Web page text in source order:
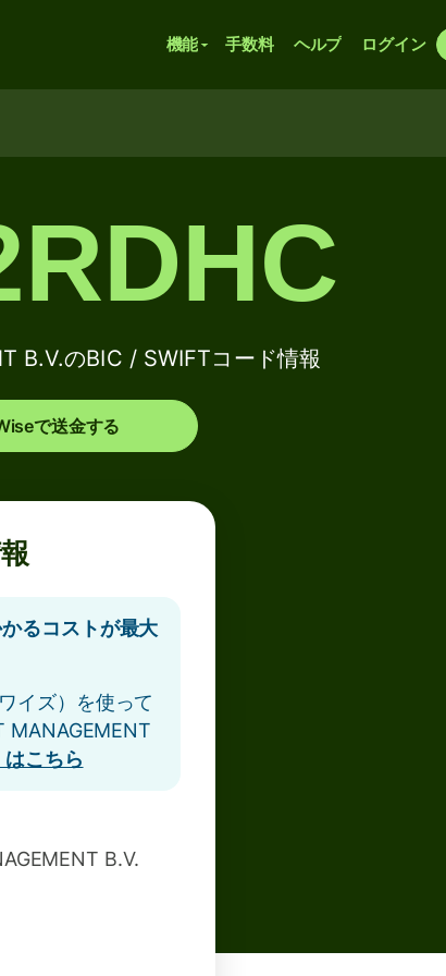
機能 手数料 ヘルプ ログイン
B.V.のBIC / SWIFTコード情報
で送金する
るコストが最大
イズ）を使って
MANAGEMENT
こちら
B.V.